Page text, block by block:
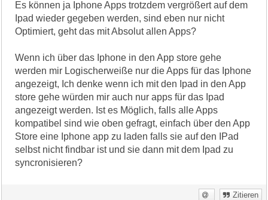
Es können ja Iphone Apps trotzdem vergrößert auf dem
Ipad wieder gegeben werden, sind eben nur nicht
Optimiert, geht das mit Absolut allen Apps?
Wenn ich über das Iphone in den App store gehe
werden mir Logischerweiße nur die Apps für das Iphone
angezeigt, Ich denke wenn ich mit den Ipad in den App
store gehe würden mir auch nur apps für das Ipad
angezeigt werden. Ist es Möglich, falls alle Apps
kompatibel sind wie oben gefragt, einfach über den App
Store eine Iphone app zu laden falls sie auf den IPad
selbst nicht findbar ist und sie dann mit dem Ipad zu
syncronisieren?
Zitieren